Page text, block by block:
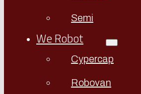
Semi
We Robot
Cypercap
Robovan